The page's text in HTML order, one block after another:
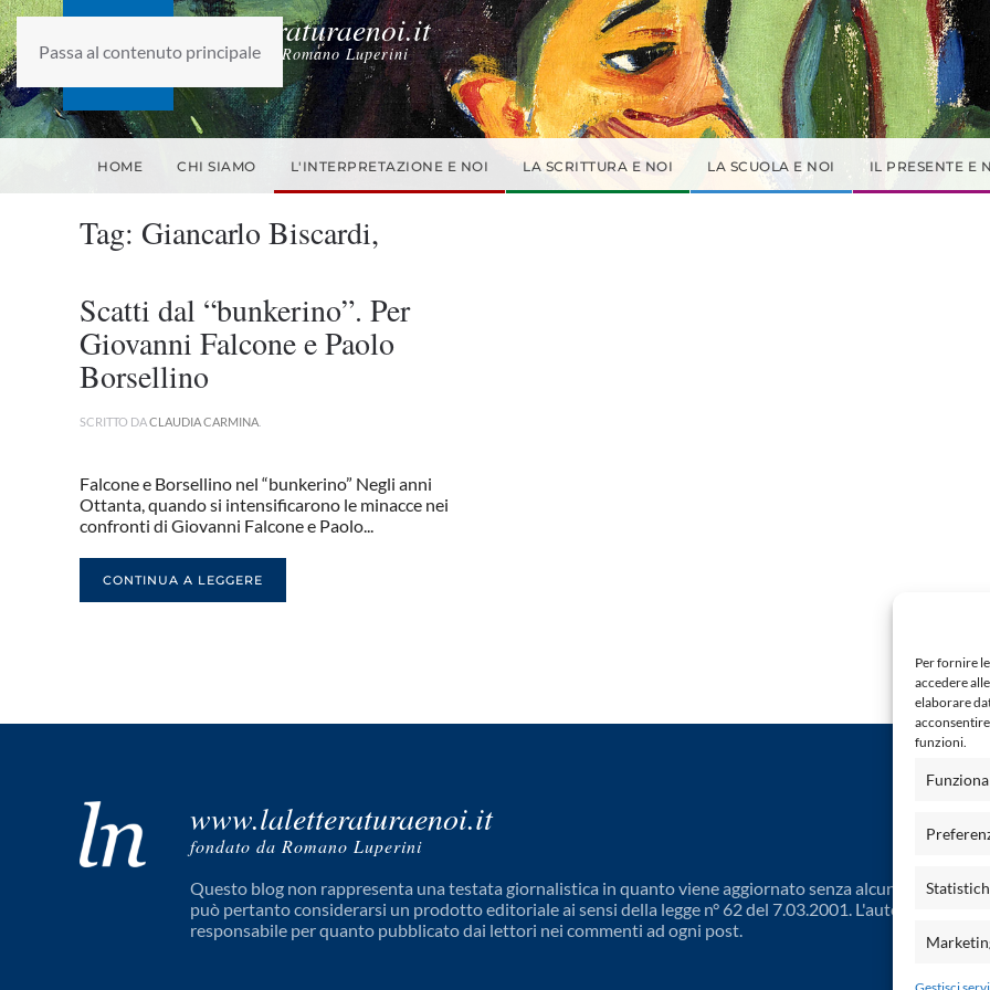
Per fornire
accedere
elaborare
funzioni.
Passa al contenuto principale
laletteraturaenoi.it
fondato da Romano Luperini
HOME CHI SIAMO L'INTERPRETAZIONE E NOI LA SCRITTURA E NOI LA SCUOLA E NOI IL PRESENTE E
Tag: Giancarlo Biscardi,
Scatti dal “bunkerino”. Per
Giovanni Falcone e Paolo
Borsellino
SCRITTO DACLAUDIA CARMINA
Falcone e Borsellino nel “bunkerino” Negli anni
Ottanta, quando si intensificarono le minacce nei
confronti di Giovanni Falcone e Paolo...
CONTINUA A LEGGERE
www.laletteraturaenoi.it
fondato da Romano Luperini
Questo blog non rappresenta una testata giornalistica in quanto viene aggiornato senza alcuna
può pertanto considerarsi un prodotto editoriale ai sensi della legge n° 62 del 7.03.2001. L'autore non è
responsabile per quanto pubblicato dai lettori nei commenti ad ogni post.